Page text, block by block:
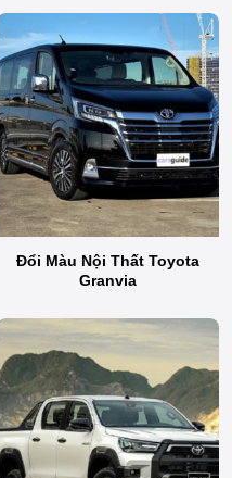
Đổi Màu Nội Thất Toyota
Granvia